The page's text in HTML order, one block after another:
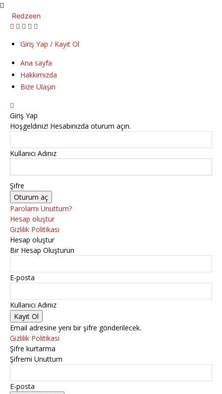
Redzeen
Giriş Yap / Kayıt Ol
Ana sayfa
Hakkımızda
Bize Ulaşın
Giriş Yap
Hoşgeldiniz! Hesabınızda oturum açın.
Kullanıcı Adınız
Şifre
Parolamı Unuttum?
Hesap oluştur
Gizlilik Politikası
Hesap oluştur
Bir Hesap Oluşturun
E-posta
Kullanıcı Adınız
Email adresine yeni bir şifre gönderilecek.
Gizlilik Politikası
Şifre kurtarma
Şifremi Unuttum
E-posta